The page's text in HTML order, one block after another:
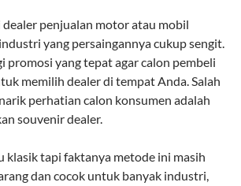
dealer penjualan motor atau mobil
yang persaingannya cukup sengit.
promosi yang tepat agar calon pembeli
memilih dealer di tempat Anda. Salah
perhatian calon konsumen adalah
souvenir dealer.
klasik tapi faktanya metode ini masih
dan cocok untuk banyak industri,